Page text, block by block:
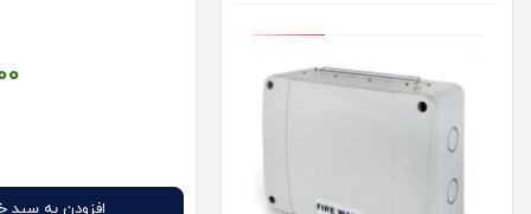
PTZ (پی تی زد)
دوربین مدار بسته ارزان قیمت
افزودن به سبد